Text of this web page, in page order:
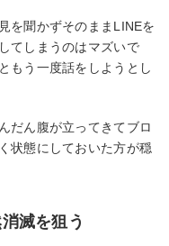
を聞かずそのままLINEを
てしまうのはマズいで
もう一度話をしようとし
だん腹が立ってきてブロ
状態にしておいた方が穏
滅を狙う